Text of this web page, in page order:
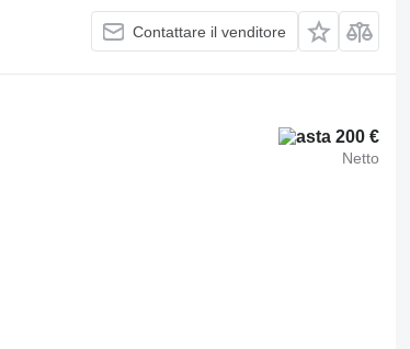
Contattare il venditore
200 €
Netto